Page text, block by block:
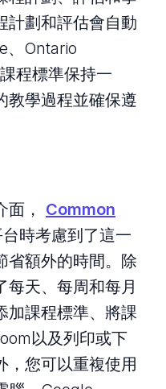
計劃和評估會自動
、Ontario
程標準保持一
教學過程並確保遵
面， Common
時考慮到了這一
省額外的時間。除
每天、每周和每月
加課程標準、將課
以及列印或下
，您可以重複使用